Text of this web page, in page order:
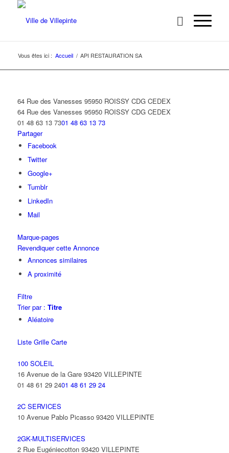
Vous êtes ici : Accueil / API RESTAURATION SA
64 Rue des Vanesses 95950 ROISSY CDG CEDEX
64 Rue des Vanesses 95950 ROISSY CDG CEDEX
01 48 63 13 7301 48 63 13 73
Partager
Facebook
Twitter
Google+
Tumblr
LinkedIn
Mail
Marque-pages
Revendiquer cette Annonce
Annonces similaires
A proximité
Filtre
Trier par : Titre
Aléatoire
Liste Grille Carte
100 SOLEIL
16 Avenue de la Gare 93420 VILLEPINTE
01 48 61 29 2401 48 61 29 24
2C SERVICES
10 Avenue Pablo Picasso 93420 VILLEPINTE
2GK-MULTISERVICES
2 Rue Eugéniecotton 93420 VILLEPINTE